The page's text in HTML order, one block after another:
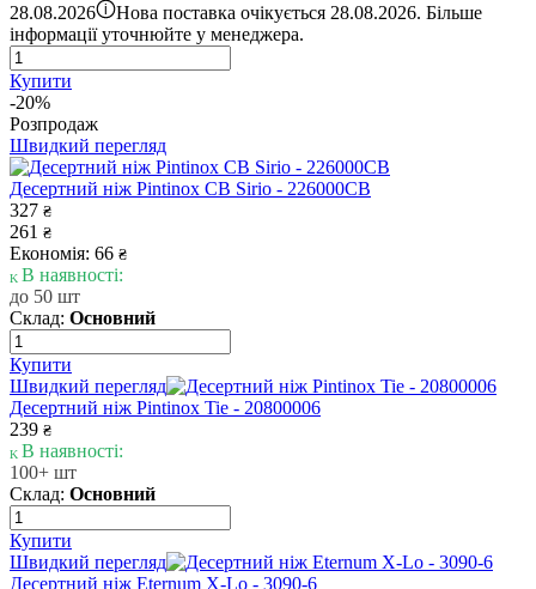
28.08.2026 i Нова поставка очікується 28.08.2026. Більше
інформації уточнюйте у менеджера.
Купити
-20%
Розпродаж
Швидкий перегляд
Десертний ніж Pintinox CB Sirio - 226000CB
327 ₴
261 ₴
Економія: 66 ₴
В наявності:
до 50 шт
Склад: Основний
Купити
Швидкий перегляд
Десертний ніж Pintinox Tie - 20800006
239 ₴
В наявності:
100+ шт
Склад: Основний
Купити
Швидкий перегляд
Десертний ніж Eternum X-Lo - 3090-6